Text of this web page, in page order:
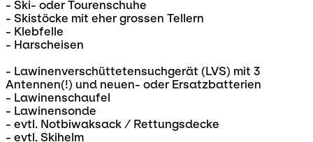
- Ski- oder Tourenschuhe
- Skistöcke mit eher grossen Tellern
- Klebfelle
- Harscheisen
- Lawinenverschüttetensuchgerät (LVS) mit 3
Antennen(!) und neuen- oder Ersatzbatterien
- Lawinenschaufel
- Lawinensonde
- evtl. Notbiwaksack / Rettungsdecke
- evtl. Skihelm